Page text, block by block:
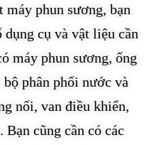
phun sương, bạn
dụng cụ và vật liệu cần
máy phun sương, ống
phân phối nước và
nối, van điều khiển,
cũng cần có các